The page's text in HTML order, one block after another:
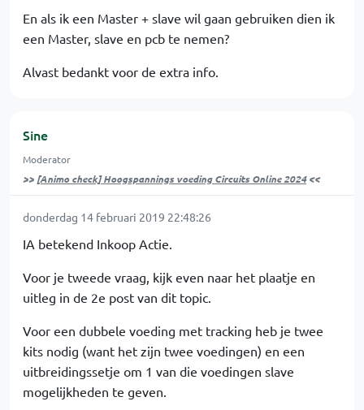
En als ik een Master + slave wil gaan gebruiken dien ik
een Master, slave en pcb te nemen?
Alvast bedankt voor de extra info.
Sine
Moderator
>> [Animo check] Hoogspannings voeding Circuits Online 2024<<
donderdag 14 februari 2019 22:48:26
IA betekend Inkoop Actie.
Voor je tweede vraag, kijk even naar het plaatje en
uitleg in de 2e post van dit topic.
Voor een dubbele voeding met tracking heb je twee
kits nodig (want het zijn twee voedingen) en een
uitbreidingssetje om 1 van die voedingen slave
mogelijkheden te geven.